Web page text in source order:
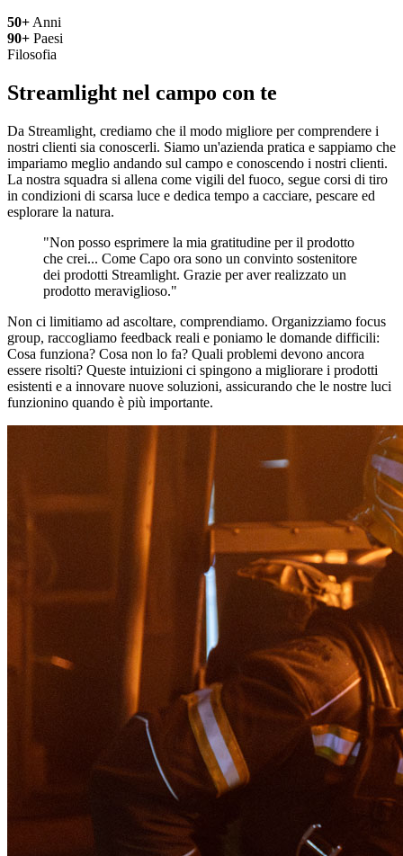
50+ Anni
90+ Paesi
Filosofia
Streamlight nel campo con te
Da Streamlight, crediamo che il modo migliore per comprendere i
nostri clienti sia conoscerli. Siamo un'azienda pratica e sappiamo che
impariamo meglio andando sul campo e conoscendo i nostri clienti.
La nostra squadra si allena come vigili del fuoco, segue corsi di tiro
in condizioni di scarsa luce e dedica tempo a cacciare, pescare ed
esplorare la natura.
"Non posso esprimere la mia gratitudine per il prodotto
che crei... Come Capo ora sono un convinto sostenitore
dei prodotti Streamlight. Grazie per aver realizzato un
prodotto meraviglioso."
Non ci limitiamo ad ascoltare, comprendiamo. Organizziamo focus
group, raccogliamo feedback reali e poniamo le domande difficili:
Cosa funziona? Cosa non lo fa? Quali problemi devono ancora
essere risolti? Queste intuizioni ci spingono a migliorare i prodotti
esistenti e a innovare nuove soluzioni, assicurando che le nostre luci
funzionino quando è più importante.